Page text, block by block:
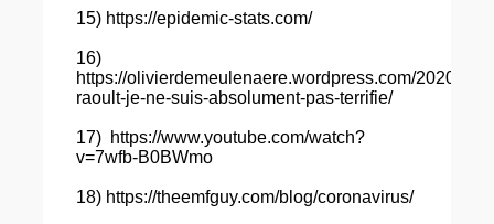
15) https://epidemic-stats.com/
16)
https://olivierdemeulenaere.wordpress.com/2020/03/
raoult-je-ne-suis-absolument-pas-terrifie/
17) https://www.youtube.com/watch?
v=7wfb-B0BWmo
18) https://theemfguy.com/blog/coronavirus/